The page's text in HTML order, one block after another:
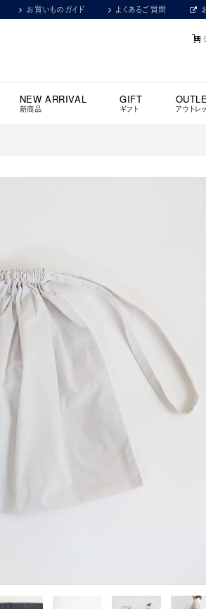
お買いものガイド よくあるご質問
NEW ARRIVAL
新商品
GIFT
ギフト アウトレ